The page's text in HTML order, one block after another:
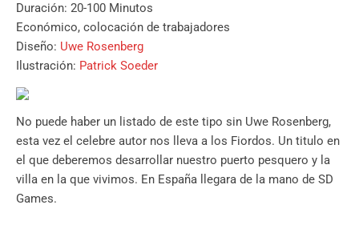
Duración: 20-100 Minutos
Económico, colocación de trabajadores
Diseño: Uwe Rosenberg
Ilustración: Patrick Soeder
No puede haber un listado de este tipo sin Uwe Rosenberg,
esta vez el celebre autor nos lleva a los Fiordos. Un titulo en
el que deberemos desarrollar nuestro puerto pesquero y la
villa en la que vivimos. En España llegara de la mano de SD
Games.